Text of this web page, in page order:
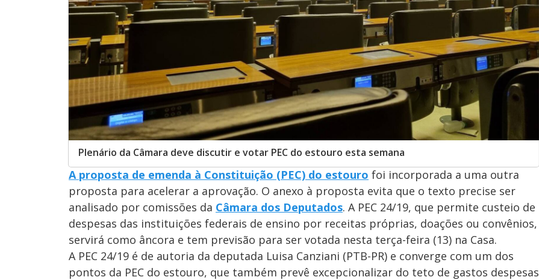
Plenário da Câmara deve discutir e votar PEC do estouro esta semana
A proposta de emenda à Constituição (PEC) do estouro foi incorporada a uma outra
proposta para acelerar a aprovação. O anexo à proposta evita que o texto precise ser
analisado por comissões da Câmara dos Deputados. A PEC 24/19, que permite custeio de
despesas das instituições federais de ensino por receitas próprias, doações ou convênios,
servirá como âncora e tem previsão para ser votada nesta terça-feira (13) na Casa.
A PEC 24/19 é de autoria da deputada Luisa Canziani (PTB-PR) e converge com um dos
pontos da PEC do estouro, que também prevê excepcionalizar do teto de gastos despesas